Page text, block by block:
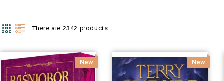
There are 2342 products.
New New